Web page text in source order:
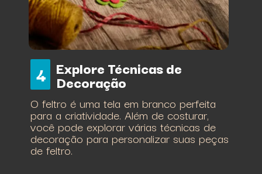
O feltro é uma tela em branco perfeita
para a criatividade. Além de costurar,
você pode explorar várias técnicas de
decoração para personalizar suas peças
de feltro.
Explore Técnicas de
Decoração
4